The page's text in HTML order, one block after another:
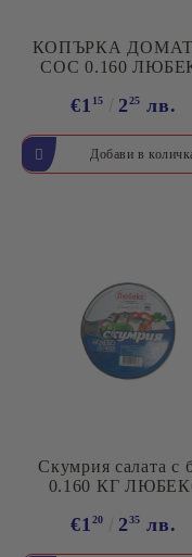
КОПЪРКА
СОС 0.160
€1 15 225 лв.
Скумрия салата с
0.160 КГ
€120 235 лв.